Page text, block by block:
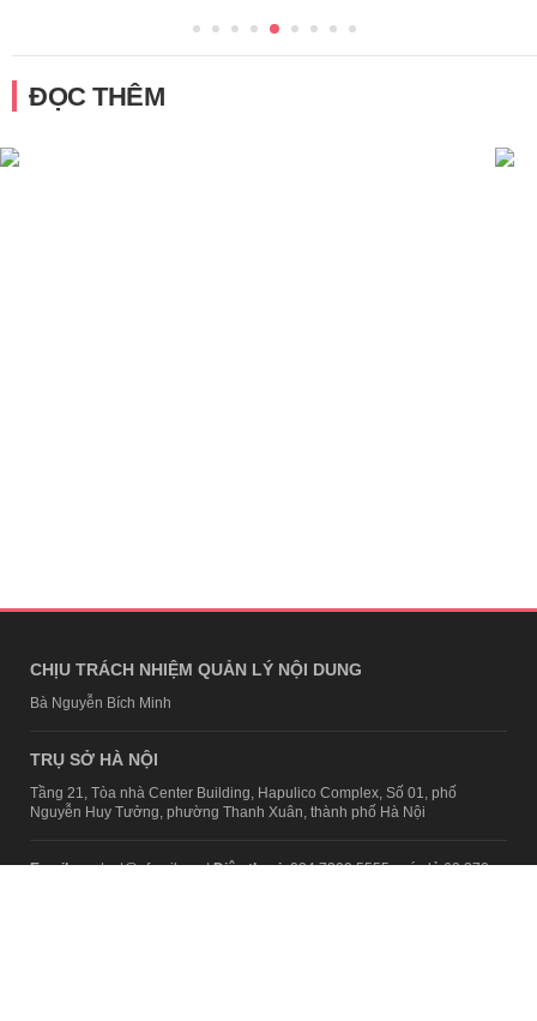
ĐỌC THÊM
CHỊU TRÁCH NHIỆM QUẢN LÝ NỘI DUNG
Bà Nguyễn Bích Minh
TRỤ SỞ HÀ NỘI
Tầng 21, Tòa nhà Center Building, Hapulico Complex, Số 01, phố
Nguyễn Huy Tưởng, phường Thanh Xuân, thành phố Hà Nội
Email:contact@afamily.vn |Điện thoại:024 7309 5555, máy lẻ 62.370